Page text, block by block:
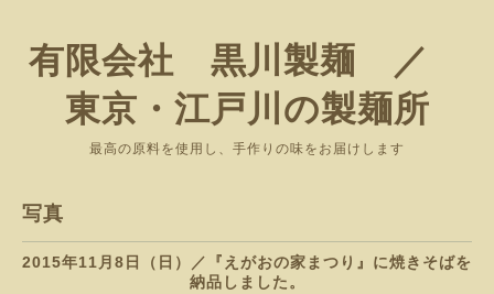
有限会社 黒川製麺 ／
東京・江戸川の製麺所
最高の原料を使用し、手作りの味をお届けします
写真
2015年11月8日（日）／『えがおの家まつり』に焼きそばを
納品しました。